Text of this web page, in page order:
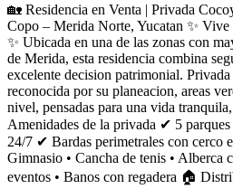
🏡 Residencia en Venta | Privada
Copo – Merida Norte, Yucatan ✨
✨ Ubicada en una de las zonas con
de Merida, esta residencia combina
excelente decision patrimonial.
reconocida por su planeacion, areas
nivel, pensadas para una vida
Amenidades de la privada ✔ 5
24/7 ✔ Bardas perimetrales con cerco
Gimnasio • Cancha de tenis • Alberca
eventos • Banos con regadera 🏠